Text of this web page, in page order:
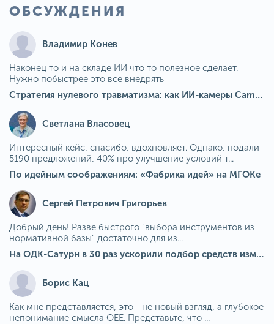
ОБСУЖДЕНИЯ
Владимир Конев
Наконец то и на складе ИИ что то полезное сделает.
Нужно побыстрее это все внедрять
Стратегия нулевого травматизма: как ИИ-камеры Camkord снижают риск наезда на пешехода при работе на погрузчике
Светлана Власовец
Интересный кейс, спасибо, вдохновляет. Однако, подали
5190 предложений, 40% про улучшение условий т...
По идейным соображениям: «Фабрика идей» на МГОКе
Сергей Петрович Григорьев
Добрый день! Разве быстрого "выбора инструментов из
нормативной базы" достаточно для из...
На ОДК-Сатурн в 30 раз ускорили подбор средств измерения для контроля качества продукции
Борис Кац
Как мне представляется, это - не новый взгляд, а глубокое
непонимание смысла OEE. Представьте, что ...